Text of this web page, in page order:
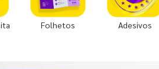
Folhetos Adesivos